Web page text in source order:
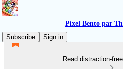
Pixel Bento par
Subscribe
Sign in
Read distraction-